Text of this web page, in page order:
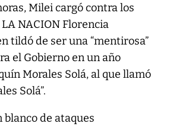
Milei cargó contra los
NACION Florencia
tildó de ser una “mentirosa”
el Gobierno en un año
Morales Solá, al que llamó
Solá”.
de ataques